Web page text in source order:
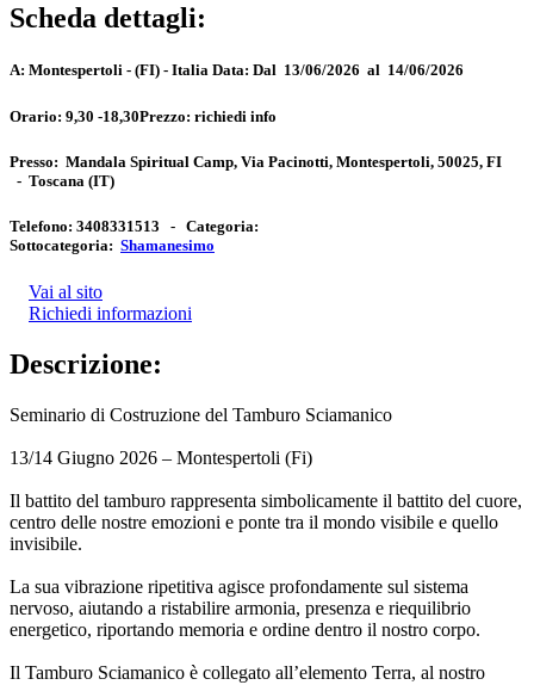
Scheda dettagli:
A: Montespertoli - (FI) - Italia Data: Dal 13/06/2026 al 14/06/2026
Orario: 9,30 -18,30Prezzo: richiedi info
Presso: Mandala Spiritual Camp, Via Pacinotti, Montespertoli, 50025, FI
- Toscana (IT)
Telefono: 3408331513 - Categoria:
Sottocategoria: Shamanesimo
Vai al sito
Richiedi informazioni
Descrizione:
Seminario di Costruzione del Tamburo Sciamanico
13/14 Giugno 2026 – Montespertoli (Fi)
Il battito del tamburo rappresenta simbolicamente il battito del cuore,
centro delle nostre emozioni e ponte tra il mondo visibile e quello
invisibile.
La sua vibrazione ripetitiva agisce profondamente sul sistema
nervoso, aiutando a ristabilire armonia, presenza e riequilibrio
energetico, riportando memoria e ordine dentro il nostro corpo.
Il Tamburo Sciamanico è collegato all’elemento Terra, al nostro